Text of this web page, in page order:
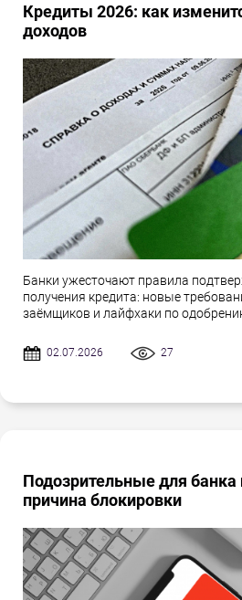
Кредиты 2026: как
доходов
Банки ужесточают правила
получения кредита: новые
заёмщиков и лайфхаки по
02.07.2026 27
Подозрительные для
причина блокировки